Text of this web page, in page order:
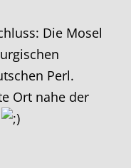
Die Mosel
Perl.
Ort nahe der